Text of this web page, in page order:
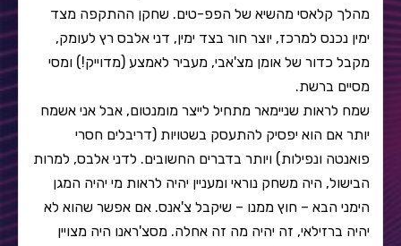
מהלך קלאסי מהשיא של הפפ-טים. שחקן ההתקפה מצד
ימין נכנס למרכז, יוצר חור בצד ימין, דני אלבס רץ לעומק,
מקבל כדור של אומן מצ'אבי, מעביר לאמצע (מדוייק!) ומסי
מסיים ברשת.
שמח לראות שניימאר מתחיל לייצר מומנטום, אבל אני אשמח
יותר אם הוא יפסיק להתעסק בשטויות (דריבלים חסרי
פואנטה ונפילות) ויותר בדברים החשובים. לדני אלבס, למרות
הבישול, היה משחק נוראי ומעניין יהיה לראות מי יהיה המגן
הימני הבא – חוץ ממנו – שיקבל צ'אנס. אם אפשר שהוא לא
יהיה ברזילאי, זה יהיה מה זה אחלה. מסצ'ראנו היה מצויין